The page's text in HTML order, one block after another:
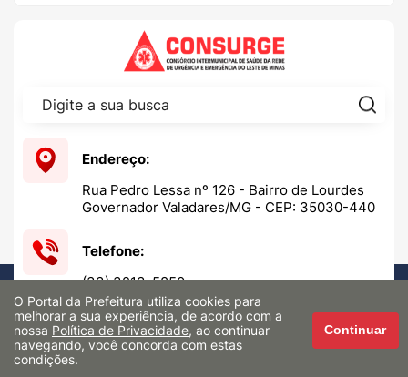
Endereço:
Rua Pedro Lessa nº 126 - Bairro de Lourdes
Governador Valadares/MG - CEP: 35030-440
Telefone:
(33) 3213-5850
Funcionamento administrativo:
Segunda a sexta-feira, das 8h às 17h
O Portal da Prefeitura utiliza cookies para
melhorar a sua experiência, de acordo com a
nossa Política de Privacidade, ao continuar
navegando, você concorda com estas
condições.
Continuar